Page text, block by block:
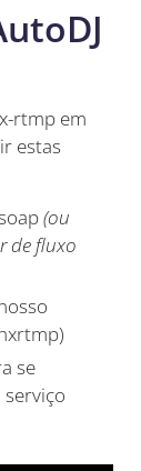
rtmp em
estas
(ou
de fluxo
se